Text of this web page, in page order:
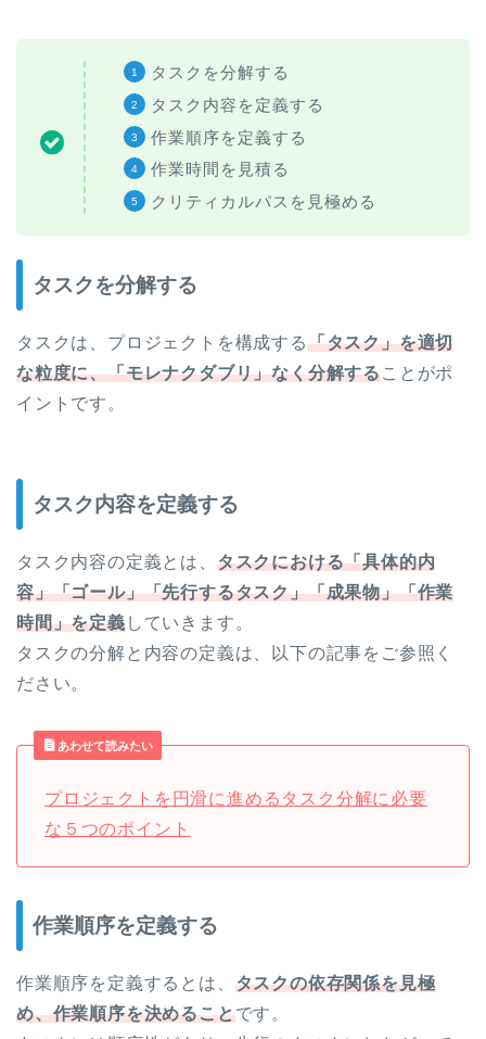
タスクを分解する
タスク内容を定義する
作業順序を定義する
作業時間を見積る
クリティカルパスを見極める
タスクを分解する
タスクは、プロジェクトを構成する「タスク」を適切
な粒度に、「モレナクダブリ」なく分解することがポ
イントです。
タスク内容を定義する
タスク内容の定義とは、 タスクにおける「具体的内
容」「ゴール」「先行するタスク」「成果物」「作業
時間」を定義していきます。
タスクの分解と内容の定義は、以下の記事をご参照く
ださい。
あわせて読みたい
プロジェクトを円滑に進めるタスク分解に必要
な５つのポイント
作業順序を定義する
作業順序を定義するとは、 タスクの依存関係を見極
め、作業順序を決めることです。